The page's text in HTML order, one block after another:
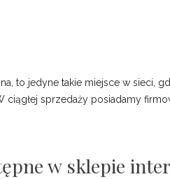
to jedyne takie miejsce w sieci,
ciągłej sprzedaży posiadamy
w sklepie